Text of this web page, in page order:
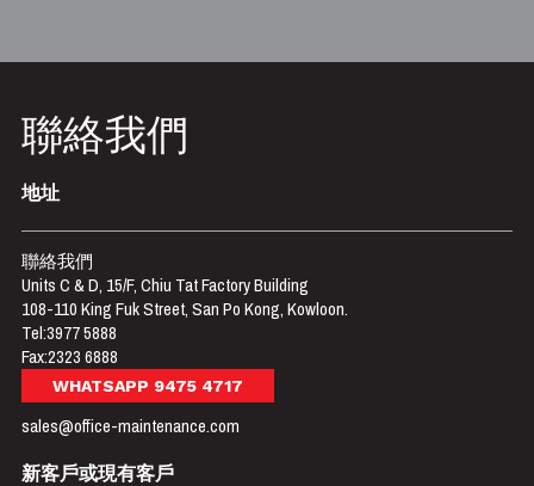
聯絡我們
地址
聯絡我們
Units C & D, 15/F, Chiu Tat Factory Building
108-110 King Fuk Street, San Po Kong, Kowloon.
Tel:3977 5888
Fax:2323 6888
WHATSAPP 9475 4717
sales@office-maintenance.com
新客戶或現有客戶